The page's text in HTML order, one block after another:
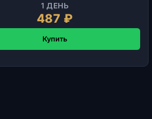
1 ДЕНЬ
487 ₽
Купить